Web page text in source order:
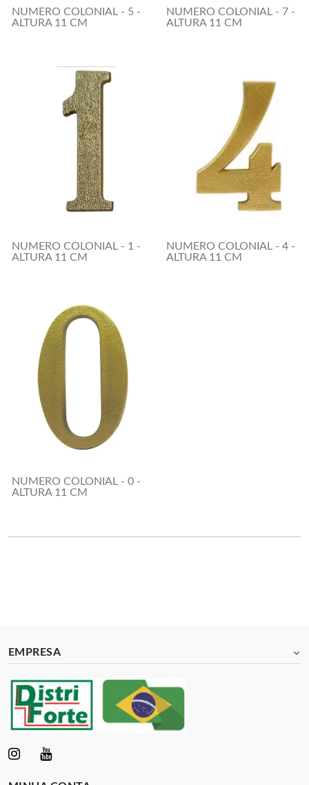
NUMERO COLONIAL - 5 -
ALTURA 11 CM
NUMERO COLONIAL - 7 -
ALTURA 11 CM
NUMERO COLONIAL - 1 -
ALTURA 11 CM
NUMERO COLONIAL - 4 -
ALTURA 11 CM
NUMERO COLONIAL - 0 -
ALTURA 11 CM
EMPRESA